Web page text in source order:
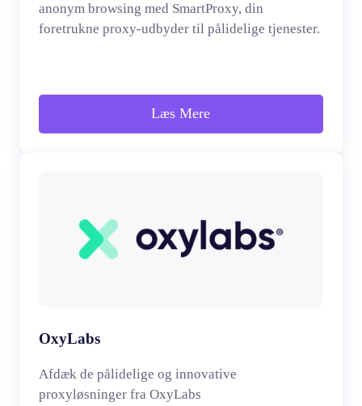
anonym browsing med SmartProxy, din
foretrukne proxy-udbyder til pålidelige tjenester.
Læs Mere
OxyLabs
Afdæk de pålidelige og innovative
proxyløsninger fra OxyLabs